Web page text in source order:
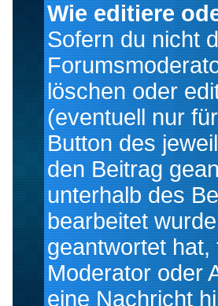
Wie editiere
Sofern du nicht
löschen oder
(eventuell nur
Button des
den Beitrag
unterhalb des
bearbeitet
geantwortet
Moderator oder
eine Nachricht